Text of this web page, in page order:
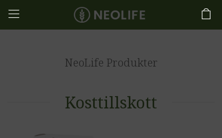
NeoLife Produkter
Kosttillskott